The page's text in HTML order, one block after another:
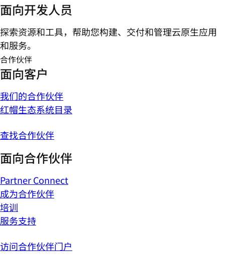
面向开发人员
探索资源和工具，帮助您构建、交付和管理云原生应用
和服务。
合作伙伴
面向客户
我们的合作伙伴
红帽生态系统目录
查找合作伙伴
面向合作伙伴
Partner Connect
成为合作伙伴
培训
服务支持
访问合作伙伴门户